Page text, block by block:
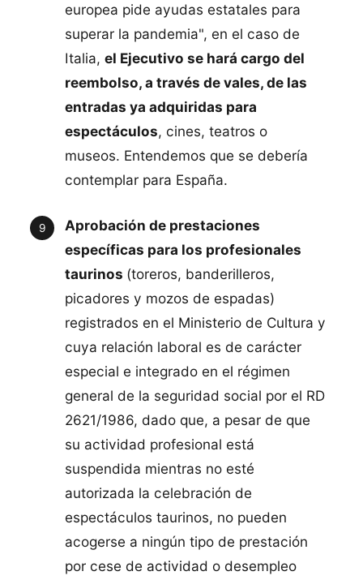
europea pide ayudas estatales para
superar la pandemia", en el caso de
Italia,el Ejecutivo se hará cargo del
reembolso, a través de vales, de las
entradas ya adquiridas para
espectáculos, cines, teatros o
museos. Entendemos que se debería
contemplar para España.
Aprobación de prestaciones
específicas para los profesionales
taurinos (toreros, banderilleros,
picadores y mozos de espadas)
registrados en el Ministerio de Cultura y
cuya relación laboral es de carácter
especial e integrado en el régimen
general de la seguridad social por el RD
2621/1986, dado que, a pesar de que
su actividad profesional está
suspendida mientras no esté
autorizada la celebración de
espectáculos taurinos, no pueden
acogerse a ningún tipo de prestación
por cese de actividad o desempleo